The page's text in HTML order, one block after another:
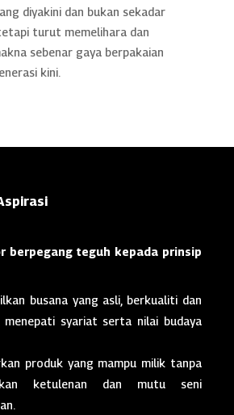
diyakini dan bukan sekadar
turut memelihara dan
sebenar gaya berpakaian
kini.
berpegang teguh kepada prinsip
busana yang asli, berkualiti dan
menepati syariat serta nilai budaya
produk yang mampu milik tanpa
ketulenan dan mutu seni